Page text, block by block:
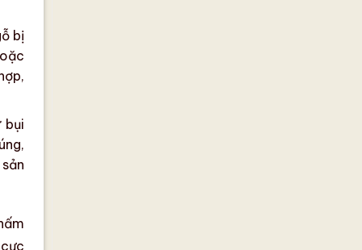
bị
bụi